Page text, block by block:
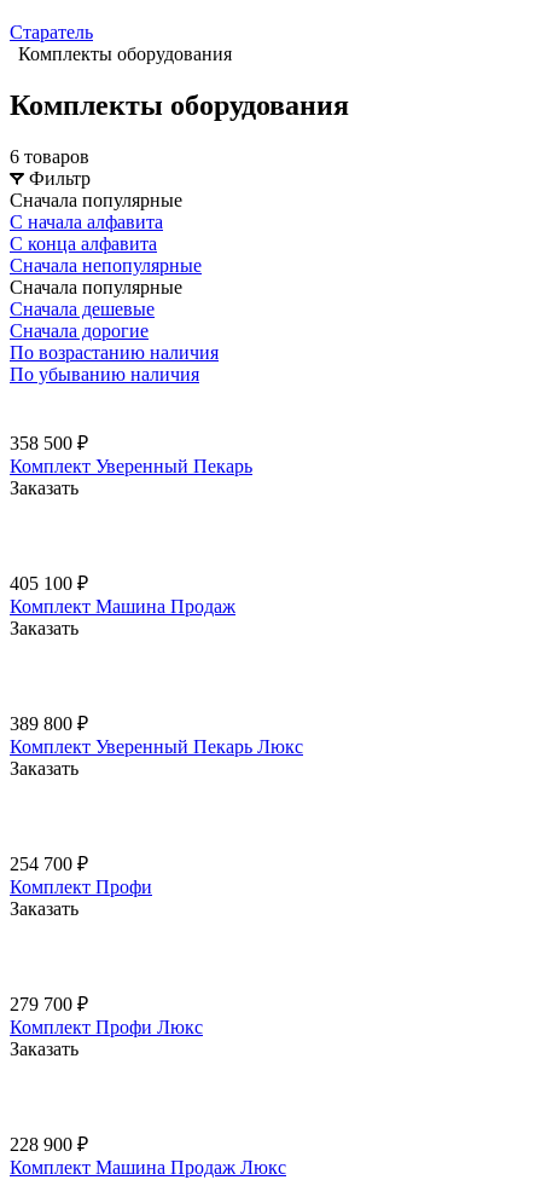
Старатель
Комплекты оборудования
Комплекты оборудования
6 товаров
Фильтр
Сначала популярные
С начала алфавита
С конца алфавита
Сначала непопулярные
Сначала популярные
Сначала дешевые
Сначала дорогие
По возрастанию наличия
По убыванию наличия
358 500 ₽
Комплект Уверенный Пекарь
Заказать
405 100 ₽
Комплект Машина Продаж
Заказать
389 800 ₽
Комплект Уверенный Пекарь Люкс
Заказать
254 700 ₽
Комплект Профи
Заказать
279 700 ₽
Комплект Профи Люкс
Заказать
228 900 ₽
Комплект Машина Продаж Люкс